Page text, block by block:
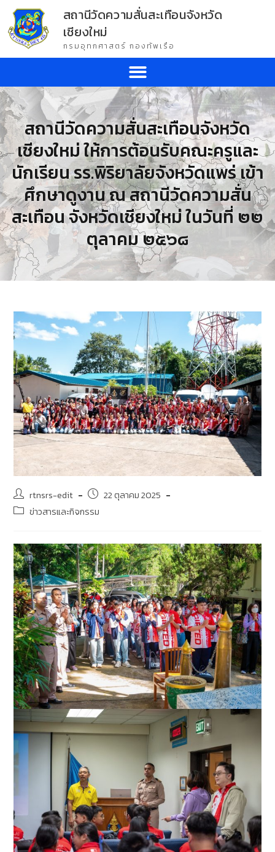
สถานีวัดความสั่นสะเทือนจังหวัด
เชียงใหม่
กรมอุทกศาสตร์ กองทัพเรือ
สถานีวัดความสั่นสะเทือนจังหวัด
เชียงใหม่ ให้การต้อนรับคณะครูและ
นักเรียน รร.พิริยาลัยจังหวัดแพร่ เข้า
ศึกษาดูงาน ณ สถานีวัดความสั่น
สะเทือน จังหวัดเชียงใหม่ ในวันที่ ๒๒
ตุลาคม ๒๕๖๘
rtnsrs-edit
22 ตุลาคม 2025
ข่าวสารและกิจกรรม